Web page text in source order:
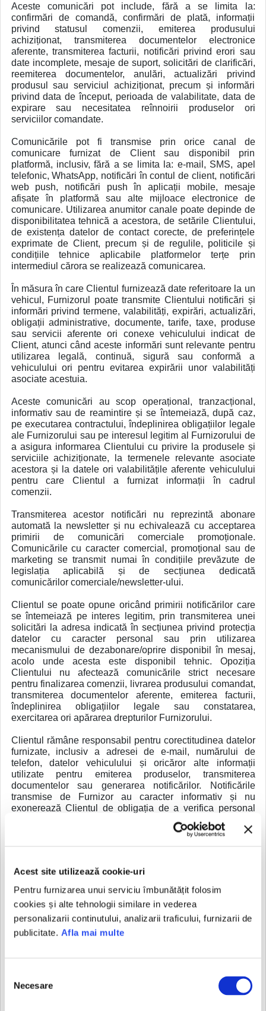
Acest site utilizează cookie-uri
Pentru furnizarea unui serviciu îmbunătățit folosim
cookies și alte tehnologii similare in vederea
personalizarii continutului, analizarii traficului, furnizarii de
publicitate. Afla mai multe
consimțământului
Necesare
Aceste comunicări pot include, fără a se limita la:
confirmări de comandă, confirmări de plată, informații
privind statusul comenzii, emiterea produsului
achiziționat, transmiterea documentelor electronice
aferente, transmiterea facturii, notificări privind erori sau
date incomplete, mesaje de suport, solicitări de clarificări,
reemiterea documentelor, anulări, actualizări privind
produsul sau serviciul achiziționat, precum și informări
privind data de început, perioada de valabilitate, data de
expirare sau necesitatea reînnoirii produselor ori
serviciilor comandate.
Comunicările pot fi transmise prin orice canal de
comunicare furnizat de Client sau disponibil prin
platformă, inclusiv, fără a se limita la: e-mail, SMS, apel
telefonic, WhatsApp, notificări în contul de client, notificări
web push, notificări push în aplicații mobile, mesaje
afișate în platformă sau alte mijloace electronice de
comunicare. Utilizarea anumitor canale poate depinde de
disponibilitatea tehnică a acestora, de setările Clientului,
de existența datelor de contact corecte, de preferințele
exprimate de Client, precum și de regulile, politicile și
condițiile tehnice aplicabile platformelor terțe prin
intermediul cărora se realizează comunicarea.
În măsura în care Clientul furnizează date referitoare la un
vehicul, Furnizorul poate transmite Clientului notificări și
informări privind termene, valabilități, expirări, actualizări,
obligații administrative, documente, tarife, taxe, produse
sau servicii aferente ori conexe vehiculului indicat de
Client, atunci când aceste informări sunt relevante pentru
utilizarea legală, continuă, sigură sau conformă a
vehiculului ori pentru evitarea expirării unor valabilități
asociate acestuia.
Aceste comunicări au scop operațional, tranzacțional,
informativ sau de reamintire și se întemeiază, după caz,
pe executarea contractului, îndeplinirea obligațiilor legale
ale Furnizorului sau pe interesul legitim al Furnizorului de
a asigura informarea Clientului cu privire la produsele și
serviciile achiziționate, la termenele relevante asociate
acestora și la datele ori valabilitățile aferente vehiculului
pentru care Clientul a furnizat informații în cadrul
comenzii.
Transmiterea acestor notificări nu reprezintă abonare
automată la newsletter și nu echivalează cu acceptarea
primirii de comunicări comerciale promoționale.
Comunicările cu caracter comercial, promoțional sau de
marketing se transmit numai în condițiile prevăzute de
legislația aplicabilă și de secțiunea dedicată
comunicărilor comerciale/newsletter-ului.
Clientul se poate opune oricând primirii notificărilor care
se întemeiază pe interes legitim, prin transmiterea unei
solicitări la adresa indicată în secțiunea privind protecția
datelor cu caracter personal sau prin utilizarea
mecanismului de dezabonare/oprire disponibil în mesaj,
acolo unde acesta este disponibil tehnic. Opoziția
Clientului nu afectează comunicările strict necesare
pentru finalizarea comenzii, livrarea produsului comandat,
transmiterea documentelor aferente, emiterea facturii,
îndeplinirea obligațiilor legale sau constatarea,
exercitarea ori apărarea drepturilor Furnizorului.
Clientul rămâne responsabil pentru corectitudinea datelor
furnizate, inclusiv a adresei de e-mail, numărului de
telefon, datelor vehiculului și oricăror alte informații
utilizate pentru emiterea produselor, transmiterea
documentelor sau generarea notificărilor. Notificările
transmise de Furnizor au caracter informativ și nu
exonerează Clientul de obligația de a verifica personal
valabilitatea produselor, documentelor, taxelor, tarifelor,
termenelor sau obligațiilor legale aferente vehiculului.
SCALA ASSISTANCE S.R.L. are obligația de a asigura
condițiile legii. Furnizorul va depune toate diligențele
rezonabile pentru menținerea funcționării continue și
sigure a platformeiwww.roviniete.ro, însă nu garantează
funcționarea neîntreruptă sau lipsită de erori a acesteia.
numărul de înmatriculare și seria de șasiu.